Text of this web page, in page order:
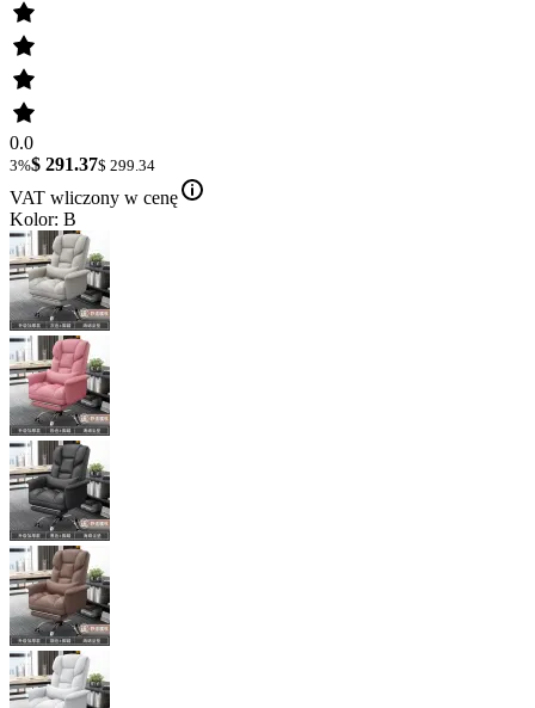
0.0
3%$ 291.37$ 299.34
VAT wliczony w cenę
Kolor: B